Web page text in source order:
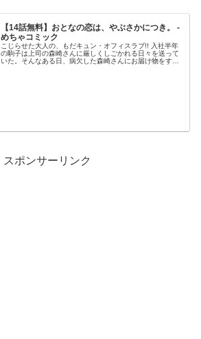
【14話無料】おとなの恋は、やぶさかにつき。 -
めちゃコミック
こじらせた大人の、もだキュン・オフィスラブ!! 入社半年
の駒子は上司の森崎さんに厳しくしごかれる日々を送って
いた。そんなある日、病欠した森崎さんにお届け物をする
スポンサーリンク